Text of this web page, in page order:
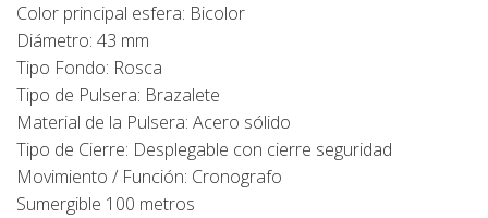
Color principal esfera: Bicolor
Diámetro: 43 mm
Tipo Fondo: Rosca
Tipo de Pulsera: Brazalete
Material de la Pulsera: Acero sólido
Tipo de Cierre: Desplegable con cierre seguridad
Movimiento / Función: Cronografo
Sumergible 100 metros